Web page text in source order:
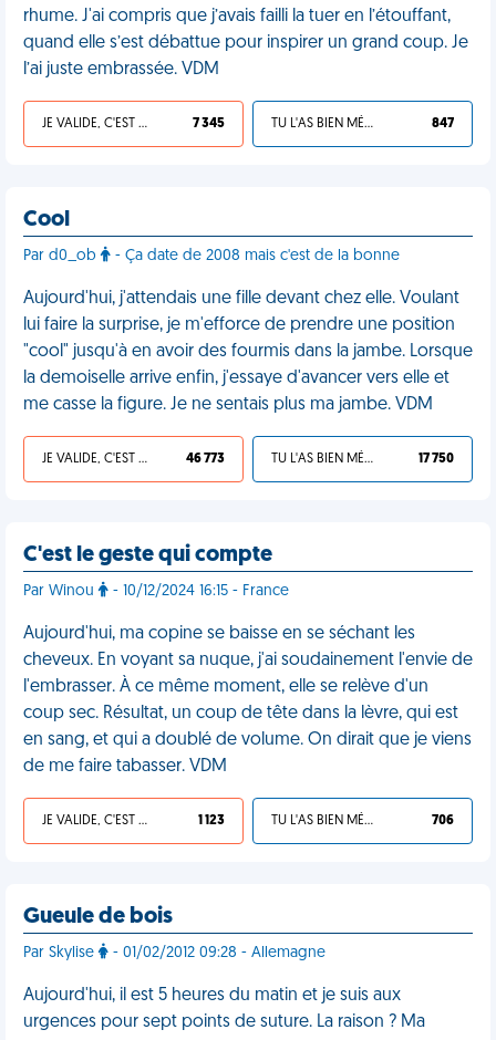
rhume. J'ai compris que j’avais failli la tuer en l’étouffant,
quand elle s’est débattue pour inspirer un grand coup. Je
l’ai juste embrassée. VDM
JE VALIDE, C'EST UNE VDM 7 345 TU L'AS BIEN MÉRITÉ 847
Cool
Par d0_ob - Ça date de 2008 mais c'est de la bonne
Aujourd'hui, j'attendais une fille devant chez elle. Voulant
lui faire la surprise, je m'efforce de prendre une position
"cool" jusqu'à en avoir des fourmis dans la jambe. Lorsque
la demoiselle arrive enfin, j'essaye d'avancer vers elle et
me casse la figure. Je ne sentais plus ma jambe. VDM
JE VALIDE, C'EST UNE VDM 46 773 TU L'AS BIEN MÉRITÉ 17 750
C'est le geste qui compte
Par Winou - 10/12/2024 16:15 - France
Aujourd'hui, ma copine se baisse en se séchant les
cheveux. En voyant sa nuque, j'ai soudainement l'envie de
l'embrasser. À ce même moment, elle se relève d'un
coup sec. Résultat, un coup de tête dans la lèvre, qui est
en sang, et qui a doublé de volume. On dirait que je viens
de me faire tabasser. VDM
JE VALIDE, C'EST UNE VDM 1 123 TU L'AS BIEN MÉRITÉ 706
Gueule de bois
Par Skylise - 01/02/2012 09:28 - Allemagne
Aujourd'hui, il est 5 heures du matin et je suis aux
urgences pour sept points de suture. La raison ? Ma